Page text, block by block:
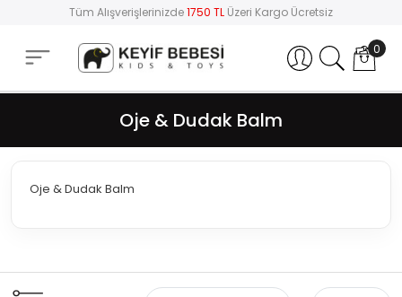
Tüm Alışverişlerinizde1750 TL Üzeri Kargo Ücretsiz
Hesabım 0
Oje & Dudak Balm
Oje & Dudak Balm